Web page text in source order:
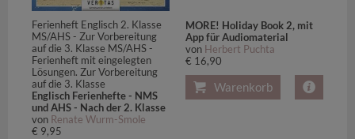
Ferienheft Englisch 2. Klasse
MS/AHS - Zur Vorbereitung
auf die 3. Klasse MS/AHS -
Ferienheft mit eingelegten
Lösungen. Zur Vorbereitung
auf die 3. Klasse
Englisch Ferienhefte - NMS
und AHS - Nach der 2. Klasse
von Renate Wurm-Smole
€ 9,95
MORE! Holiday Book 2, mit
App für Audiomaterial
von Herbert Puchta
€ 16,90
Warenkorb